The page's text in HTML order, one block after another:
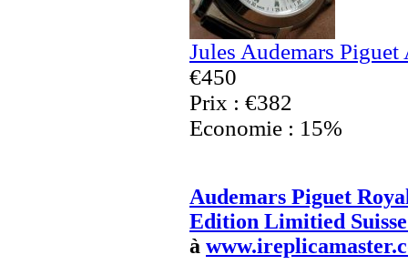
Jules Audemars
€450
Prix : €382
Economie : 15%
Audemars Piguet
Edition Limitied
à